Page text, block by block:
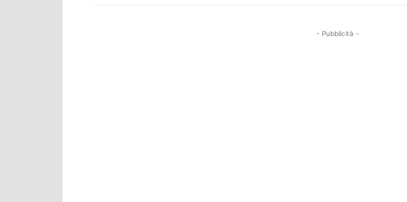
- Pubblicità -